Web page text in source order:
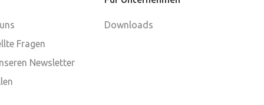
Fragen
Newsletter
Downloads